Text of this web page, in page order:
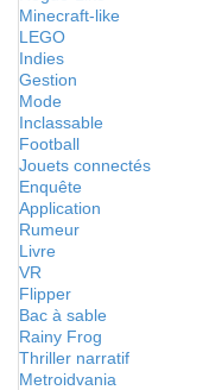
Minecraft-like
LEGO
Indies
Gestion
Mode
Inclassable
Football
Jouets connectés
Enquête
Application
Rumeur
Livre
VR
Flipper
Bac à sable
Rainy Frog
Thriller narratif
Metroidvania